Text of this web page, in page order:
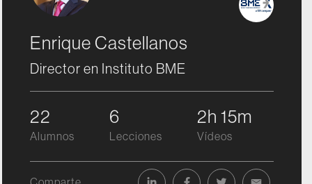
Enrique Castellanos
Director en Instituto BME
22
Alumnos
6
Lecciones
2h 15m
Vídeos